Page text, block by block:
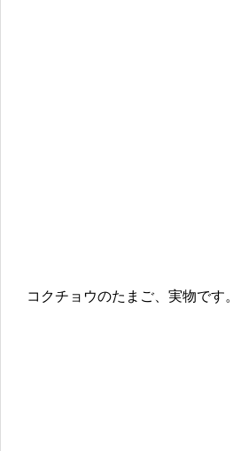
コクチョウのたまご、実物です。